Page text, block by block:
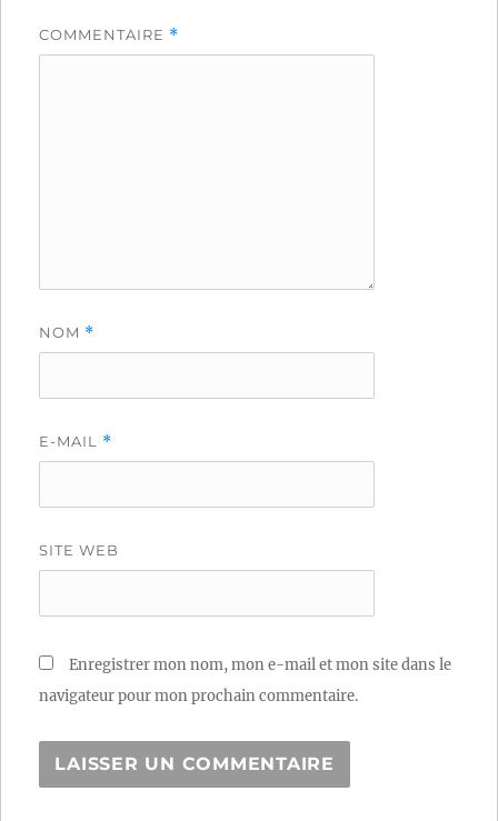
COMMENTAIRE *
NOM *
E-MAIL *
SITE WEB
Enregistrer mon nom, mon e-mail et mon site dans le
navigateur pour mon prochain commentaire.